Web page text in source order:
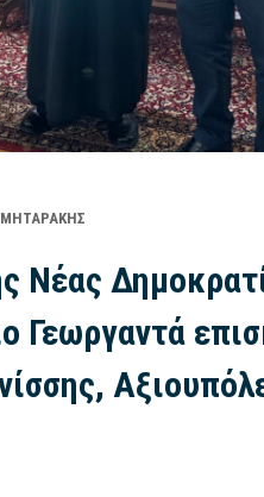
Νέας
Γεωργαντά